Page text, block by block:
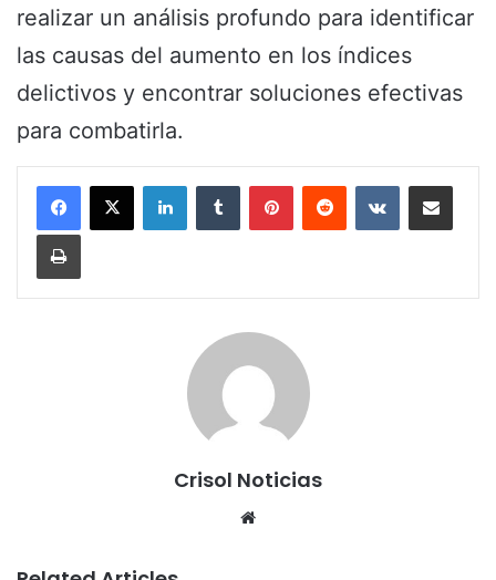
realizar un análisis profundo para identificar
las causas del aumento en los índices
delictivos y encontrar soluciones efectivas
para combatirla.
Crisol Noticias